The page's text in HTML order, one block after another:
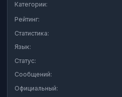
Категории:
Рейтинг:
Статистика:
Язык:
Статус:
Сообщений:
Официальный: